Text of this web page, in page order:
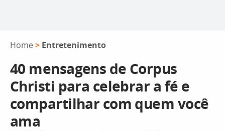
Home > Entretenimento
40 mensagens de Corpus
Christi para celebrar a fé e
compartilhar com quem você
ama